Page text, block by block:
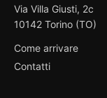
Via Villa Giusti, 2c
10142 Torino (TO)
Come arrivare
Contatti